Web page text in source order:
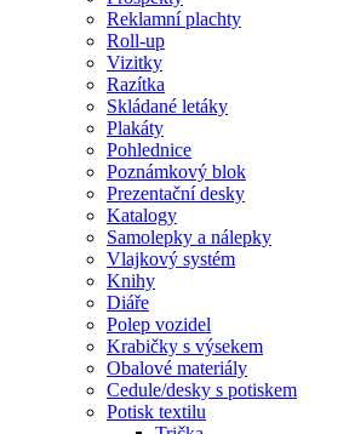
Reklamní plachty
Roll-up
Vizitky
Razítka
Skládané letáky
Plakáty
Pohlednice
Poznámkový blok
Prezentační desky
Katalogy
Samolepky a nálepky
Vlajkový systém
Knihy
Diáře
Polep vozidel
Krabičky s výsekem
Obalové materiály
Cedule/desky s potiskem
Potisk textilu